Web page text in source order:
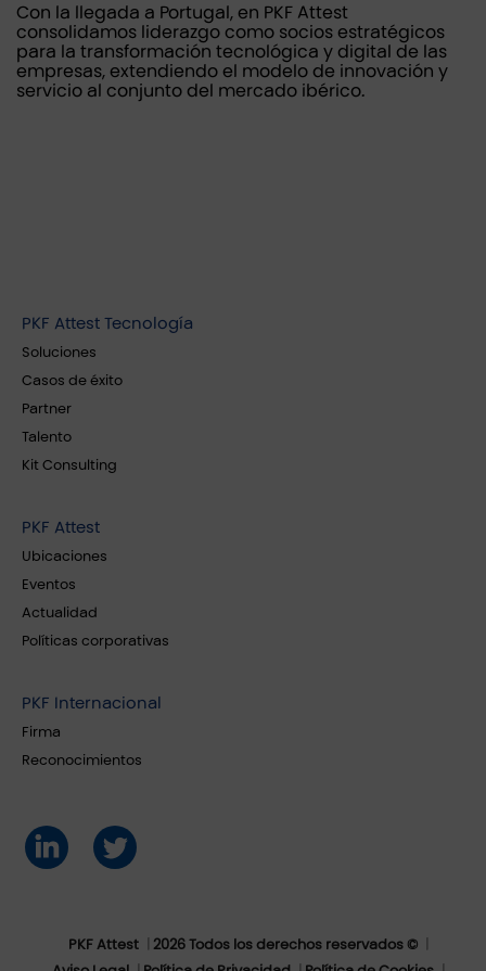
Con la llegada a Portugal, en PKF Attest
consolidamos liderazgo como socios estratégicos
para la transformación tecnológica y digital de las
empresas, extendiendo el modelo de innovación y
servicio al conjunto del mercado ibérico.
PKF Attest Tecnología
Soluciones
Casos de éxito
Partner
Talento
Kit Consulting
PKF Attest
Ubicaciones
Eventos
Actualidad
Políticas corporativas
PKF Internacional
Firma
Reconocimientos
PKF Attest
2026 Todos los derechos reservados ©